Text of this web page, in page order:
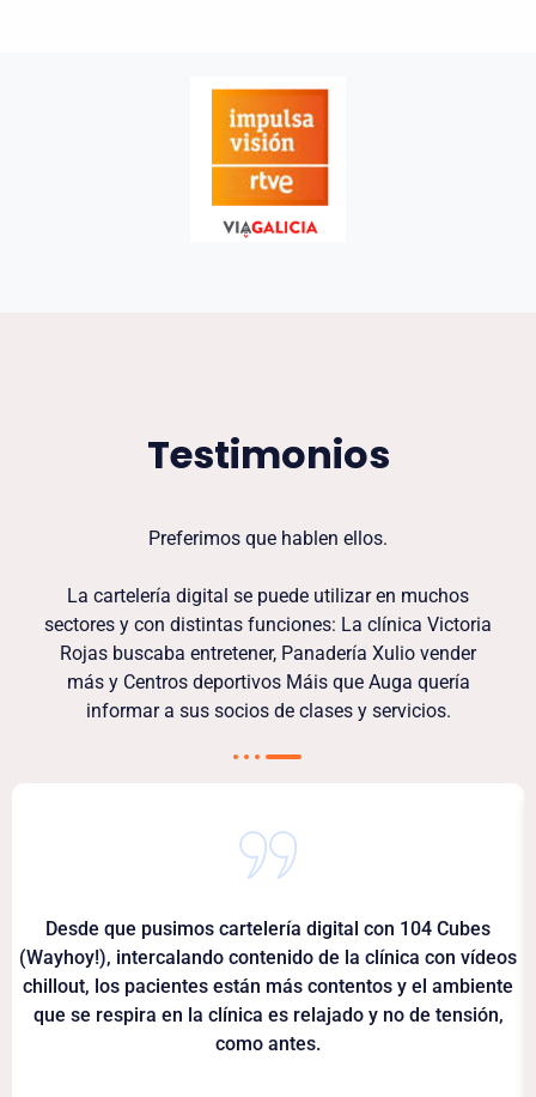
Testimonios
Preferimos que hablen ellos.
La cartelería digital se puede utilizar en muchos
sectores y con distintas funciones: La clínica Victoria
Rojas buscaba entretener, Panadería Xulio vender
más y Centros deportivos Máis que Auga quería
informar a sus socios de clases y servicios.
Desde que pusimos cartelería digital con 104 Cubes
(Wayhoy!), intercalando contenido de la clínica con vídeos
chillout, los pacientes están más contentos y el ambiente
que se respira en la clínica es relajado y no de tensión,
como antes.